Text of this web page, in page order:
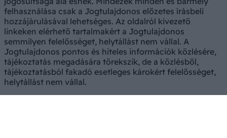
felhasználása csak a Jogtulajdonos előzetes írásbeli
hozzájárulásával lehetséges. Az oldalról kivezető
linkeken elérhető tartalmakért a Jogtulajdonos
semmilyen felelősséget, helytállást nem vállal. A
Jogtulajdonos pontos és hiteles információk közlésére,
tájékoztatás megadására törekszik, de a közlésből,
tájékoztatásból fakadó esetleges károkért felelősséget,
helytállást nem vállal.